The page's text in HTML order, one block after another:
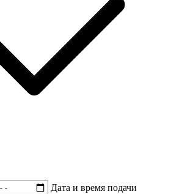
Дата и время подачи